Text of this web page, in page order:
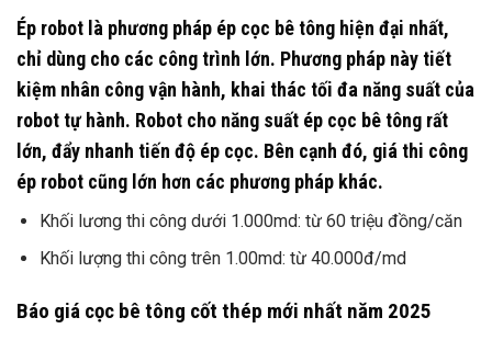
Ép robot là phương pháp ép cọc bê tông hiện đại nhất,
chỉ dùng cho các công trình lớn. Phương pháp này tiết
kiệm nhân công vận hành, khai thác tối đa năng suất của
robot tự hành. Robot cho năng suất ép cọc bê tông rất
lớn, đẩy nhanh tiến độ ép cọc. Bên cạnh đó, giá thi công
ép robot cũng lớn hơn các phương pháp khác.
Khối lương thi công dưới 1.000md: từ 60 triệu đồng/căn
Khối lượng thi công trên 1.00md: từ 40.000đ/md
Báo giá cọc bê tông cốt thép mới nhất năm 2025